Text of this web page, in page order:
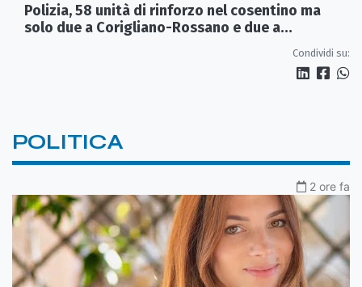
Polizia, 58 unità di rinforzo nel cosentino ma
solo due a Corigliano-Rossano e due a
Condividi su:
POLITICA
2 ore fa